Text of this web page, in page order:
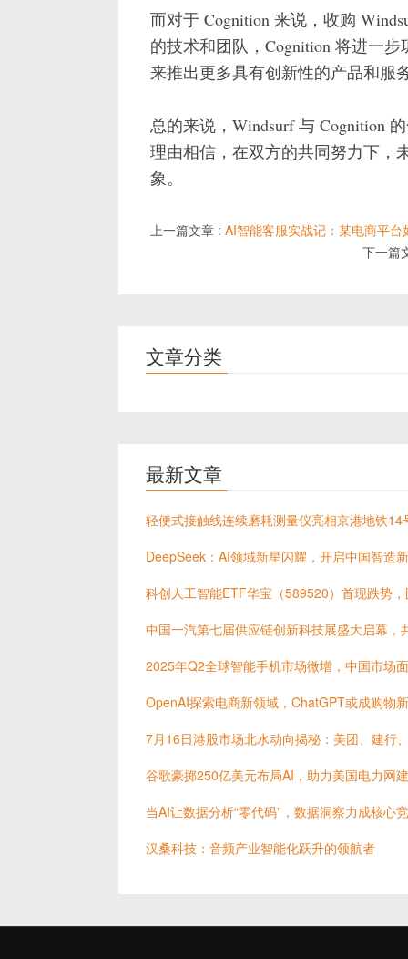
而对于 Cognition 来说，收购
的技术和团队，Cognition 将进一
来推出更多具有创新性的产品和服
总的来说，Windsurf 与 Cognition
理由相信，在双方的共同努力下，
象。
上一篇文章 : AI智能客服实战记：某电商平
下一篇
文章分类
最新文章
轻便式接触线连续磨耗测量仪亮相京港地铁14
DeepSeek：AI领域新星闪耀，开启中国智造
科创人工智能ETF华宝（589520）首现跌势
中国一汽第七届供应链创新科技展盛大启幕，
2025年Q2全球智能手机市场微增，中国市场
OpenAI探索电商新领域，ChatGPT或成购物
7月16日港股市场北水动向揭秘：美团、建行
谷歌豪掷250亿美元布局AI，助力美国电力网
当AI让数据分析“零代码”，数据洞察力成核心
汉桑科技：音频产业智能化跃升的领航者